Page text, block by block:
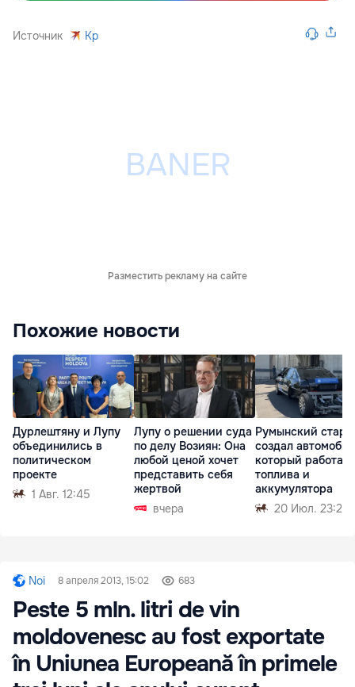
Источник Kp
Разместить рекламу на сайте
Похожие новости
Дурлештяну и Лупу
объединились в
политическом
проекте
1 Авг. 12:45
Лупу о решении суда
по делу Возиян: Она
любой ценой хочет
представить себя
жертвой
вчера
Румынский
создал
который
топлива и
аккумулятора
20 Июл. 23:28
Noi 8 апреля 2013, 15:02 683
Peste 5 mln. litri de vin
moldovenesc au fost exportate
în Uniunea Europeană în primele